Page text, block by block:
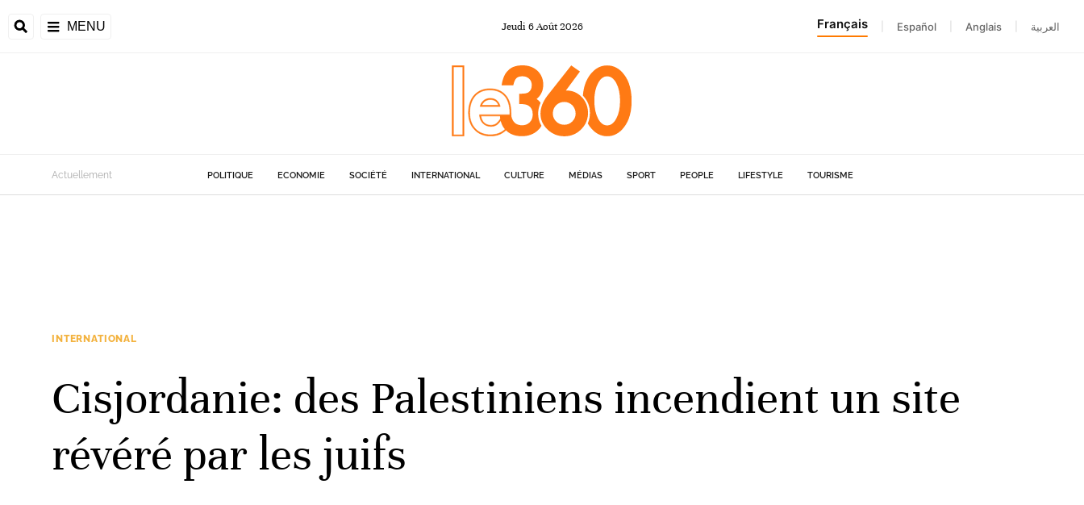
MENU Jeudi 6Août 2026 Français Español Anglais العربية
Actuellement POLITIQUE ECONOMIE SOCIÉTÉ INTERNATIONAL CULTURE MÉDIAS SPORT PEOPLE LIFESTYLE TOURISME
INTERNATIONAL
Cisjordanie: des Palestiniens incendient un site
révéré par les juifs